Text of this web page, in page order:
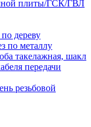
плиты/ГСК/ГВЛ
дереву
по металлу
такелажная, шакл
передачи
резьбовой